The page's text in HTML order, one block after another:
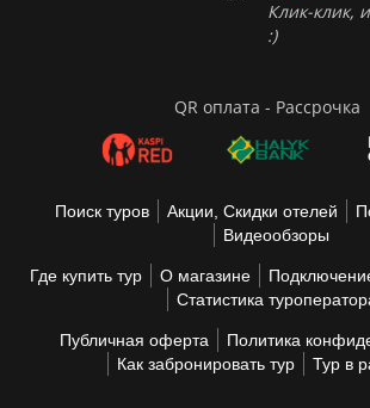
Клик-клик,
:)
QR оплата - Рассрочка
Поиск туров Акции, Скидки отелей
Видеообзоры
Где купить тур О магазине
Статистика
Публичная оферта
Политика
Как забронировать тур
Тур в